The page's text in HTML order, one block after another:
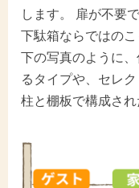
します。 扉が不要
下駄箱ならではのこ
下の写真のように
るタイプや、セレ
柱と棚板で構成され